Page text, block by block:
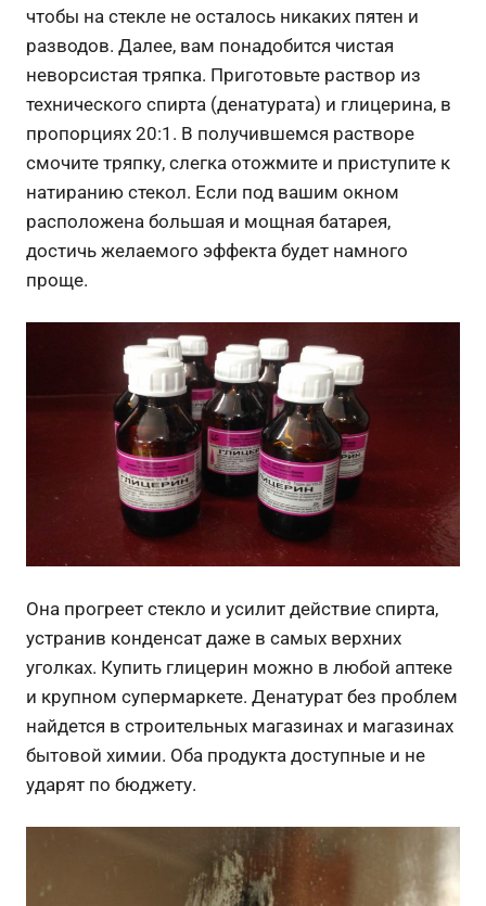
чтобы на стекле не осталось никаких пятен и
разводов. Далее, вам понадобится чистая
неворсистая тряпка. Приготовьте раствор из
технического спирта (денатурата) и глицерина, в
пропорциях 20:1. В получившемся растворе
смочите тряпку, слегка отожмите и приступите к
натиранию стекол. Если под вашим окном
расположена большая и мощная батарея,
достичь желаемого эффекта будет намного
проще.
Она прогреет стекло и усилит действие спирта,
устранив конденсат даже в самых верхних
уголках. Купить глицерин можно в любой аптеке
и крупном супермаркете. Денатурат без проблем
найдется в строительных магазинах и магазинах
бытовой химии. Оба продукта доступные и не
ударят по бюджету.